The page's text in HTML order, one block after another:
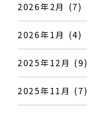
2026年2月 (7)
2026年1月 (4)
2025年12月 (9)
2025年11月 (7)